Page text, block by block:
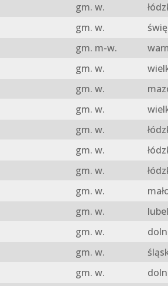
gm. w.
gm. w.
gm. m-w.
gm. w.
gm. w.
gm. w.
gm. w.
gm. w.
gm. w.
gm. w.
gm. w.
gm. w.
gm. w.
gm. w.